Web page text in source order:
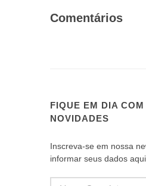
Comentários
FIQUE EM DIA COM
NOVIDADES
Inscreva-se em nossa
informar seus dados